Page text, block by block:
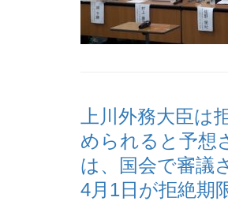
上川外務大臣
められると予想
は、国会で審議
4月1日が拒絶期